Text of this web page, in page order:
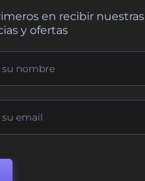
en recibir nuestras
y ofertas